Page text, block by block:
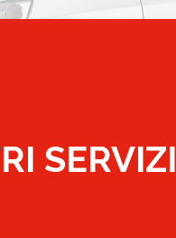
SERVIZI